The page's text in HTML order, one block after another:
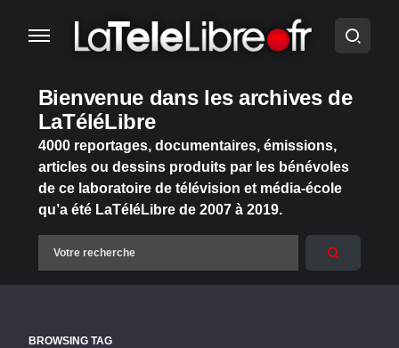
Bienvenue dans les archives de
LaTéléLibre
4000 reportages, documentaires, émissions,
articles ou dessins produits par les bénévoles
de ce laboratoire de télévision et média-école
qu’a été LaTéléLibre de 2007 à 2019.
BROWSING TAG